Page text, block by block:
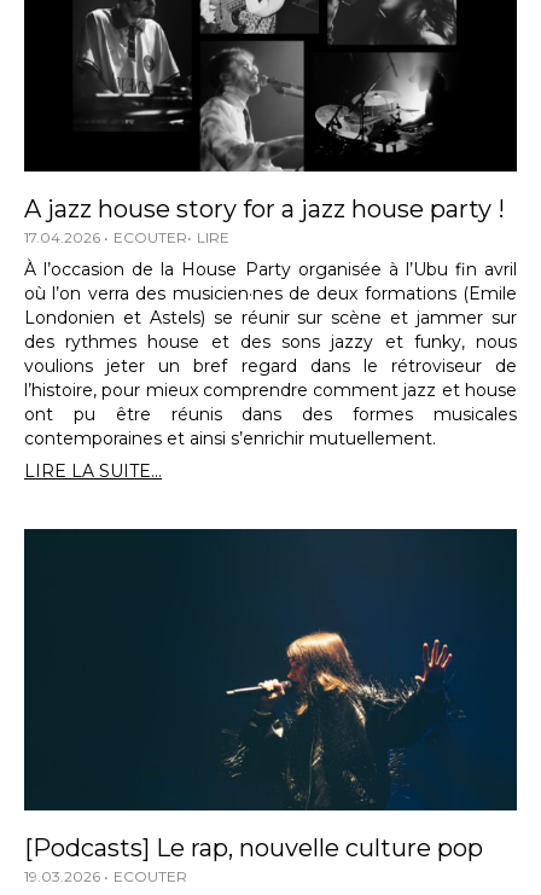
A jazz house story for a jazz house party !
17.04.2026 ECOUTER LIRE
À l’occasion de la House Party organisée à l’Ubu fin avril
où l’on verra des musicien·nes de deux formations (Emile
Londonien et Astels) se réunir sur scène et jammer sur
des rythmes house et des sons jazzy et funky, nous
voulions jeter un bref regard dans le rétroviseur de
l’histoire, pour mieux comprendre comment jazz et house
ont pu être réunis dans des formes musicales
contemporaines et ainsi s’enrichir mutuellement.
LIRE LA SUITE...
[Podcasts] Le rap, nouvelle culture pop
19.03.2026 ECOUTER